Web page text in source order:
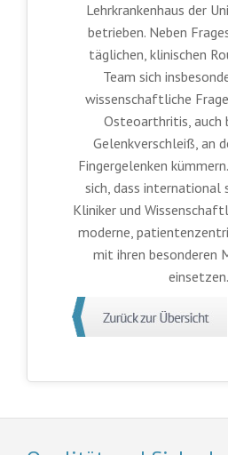
Lehrkrankenhaus der
betrieben. Neben
täglichen, klinischen
Team sich
wissenschaftliche
Osteoarthritis, auch
Gelenkverschleiß, an
Fingergelenken
sich, dass international
Kliniker und
moderne,
mit ihren besonderen
einsetzen.